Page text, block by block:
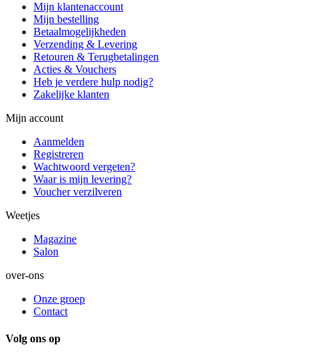
Mijn klantenaccount
Mijn bestelling
Betaalmogelijkheden
Verzending & Levering
Retouren & Terugbetalingen
Acties & Vouchers
Heb je verdere hulp nodig?
Zakelijke klanten
Mijn account
Aanmelden
Registreren
Wachtwoord vergeten?
Waar is mijn levering?
Voucher verzilveren
Weetjes
Magazine
Salon
over-ons
Onze groep
Contact
Volg ons op